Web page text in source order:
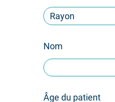
Nom
Âge du patient